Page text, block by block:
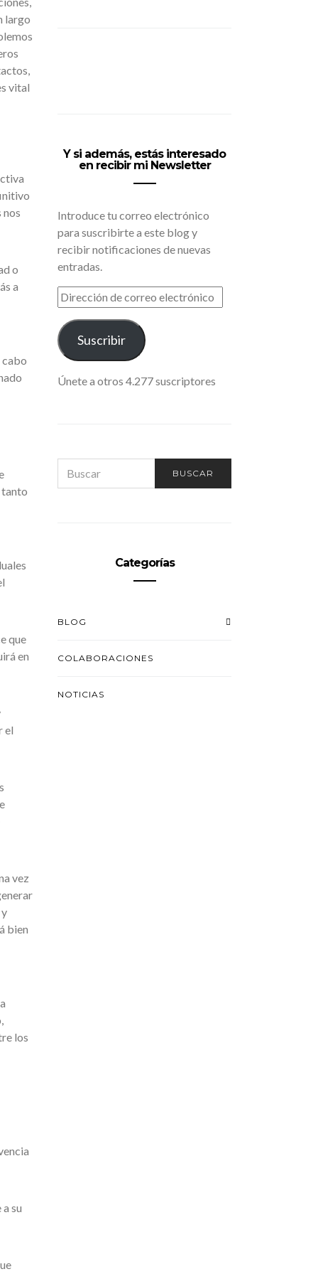
largo
vital
nos
o
a
cabo
tanto
que
en
el
vez
bien
los
su
Y si además, estás interesado
en recibir mi Newsletter
Introduce tu correo electrónico
para suscribirte a este blog y
recibir notificaciones de nuevas
entradas.
DIRECCIÓN
DE
CORREO
ELECTRÓNICO
Suscribir
Únete a otros 4.277 suscriptores
FOR:
BUSCAR
Categorías
BLOG
COLABORACIONES
NOTICIAS